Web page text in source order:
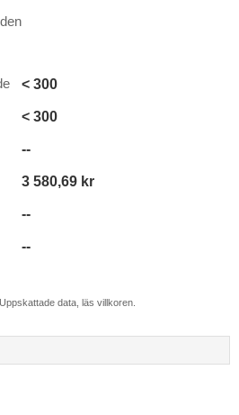
< 300
< 300
--
3 580,69 kr
--
--
data, läs villkoren.